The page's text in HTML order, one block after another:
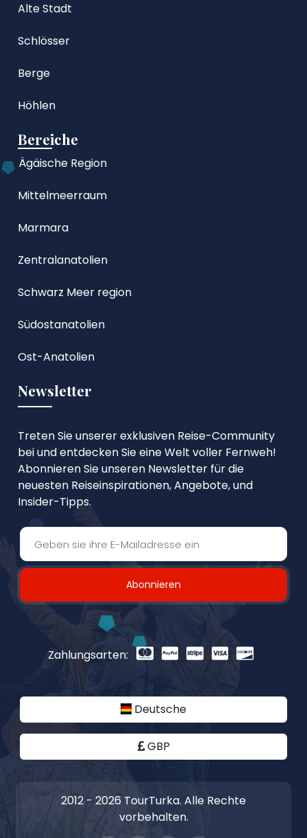
Alte Stadt
Schlösser
Berge
Höhlen
Bereiche
Ägäische Region
Mittelmeerraum
Marmara
Zentralanatolien
Schwarz Meer region
Südostanatolien
Ost-Anatolien
Newsletter
Treten Sie unserer exklusiven Reise-Community
bei und entdecken Sie eine Welt voller Fernweh!
Abonnieren Sie unseren Newsletter für die
neuesten Reiseinspirationen, Angebote, und
Insider-Tipps.
Abonnieren
Zahlungsarten:
Deutsche
GBP
2012 - 2026 TourTurka. Alle Rechte
vorbehalten.